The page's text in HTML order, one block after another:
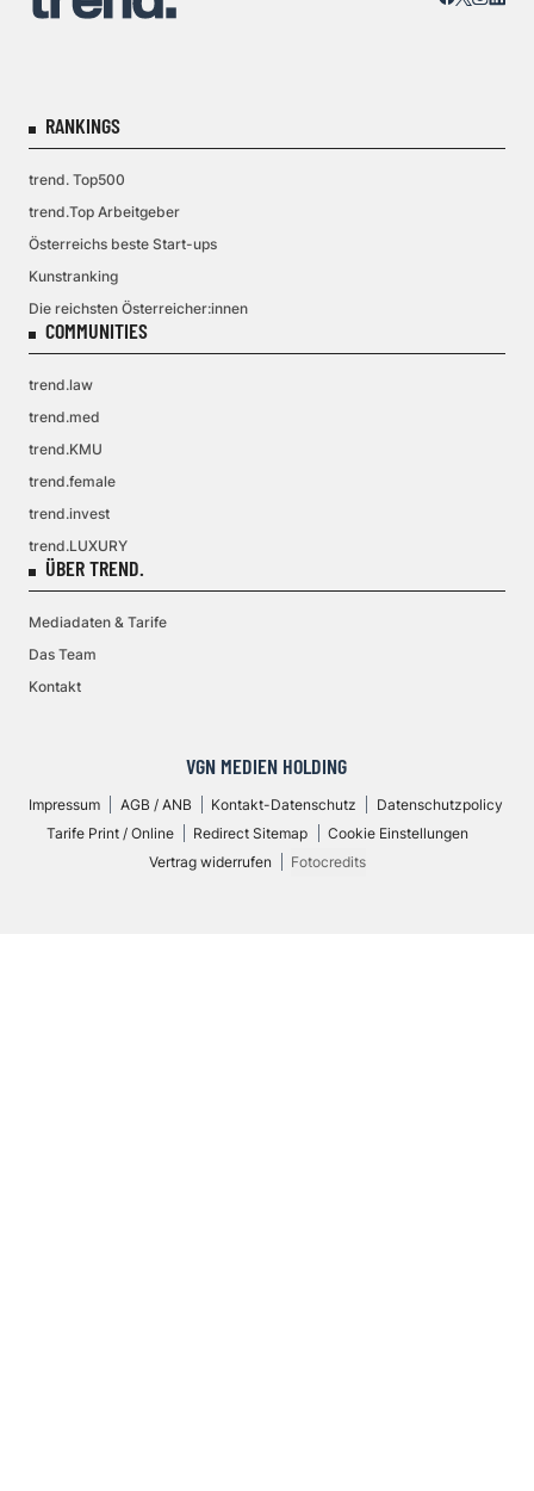
RANKINGS
trend. Top500
trend.Top Arbeitgeber
Österreichs beste Start-ups
Kunstranking
Die reichsten Österreicher:innen
COMMUNITIES
trend.law
trend.med
trend.KMU
trend.female
trend.invest
trend.LUXURY
ÜBER TREND.
Mediadaten & Tarife
Das Team
Kontakt
VGN MEDIEN HOLDING
Impressum AGB / ANB Kontakt-Datenschutz
Datenschutzpolicy
Tarife Print / Online
Redirect Sitemap
Cookie Einstellungen
Vertrag widerrufen
Fotocredits